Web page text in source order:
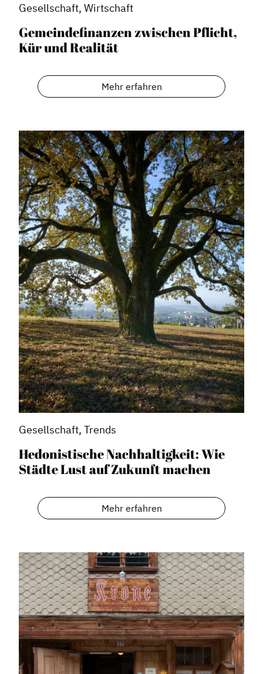
Gesellschaft, Wirtschaft
Gemeindefinanzen zwischen Pflicht,
Kür und Realität
Mehr erfahren
Gesellschaft, Trends
Hedonistische Nachhaltigkeit: Wie
Städte Lust auf Zukunft machen
Mehr erfahren